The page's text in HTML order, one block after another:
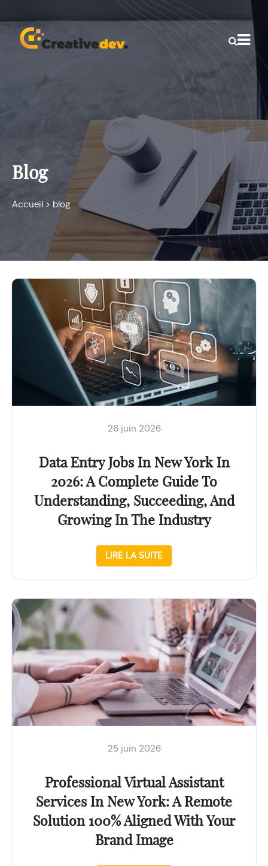
Blog
Accueil > blog
26 juin 2026
Data Entry Jobs In New York In
2026: A Complete Guide To
Understanding, Succeeding, And
Growing In The Industry
LIRE LA SUITE
25 juin 2026
Professional Virtual Assistant
Services In New York: A Remote
Solution 100% Aligned With Your
Brand Image